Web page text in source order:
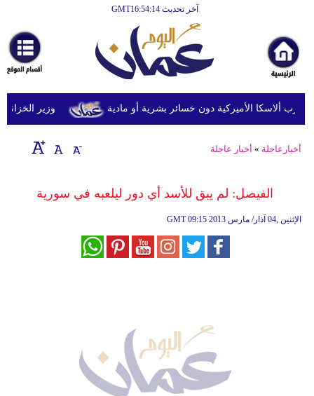
آخر تحديث GMT16:54:14
أخبارعاجلة
رياضة
ثقافة
إقتصاد
وموسيقى
وزير الخزانة
أخبارعاجلة » أخبار عاجلة
الفيصل: لم يبق للأسد أي دور ليلعبه في سورية
GMT 09:15 2013 الإثنين ,04 آذار/ مارس